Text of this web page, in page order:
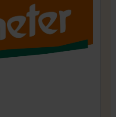
gehoben werden
dort ca. 6–7 Jahre auf
wird
von inzwischen
Gemüse-, Kräuter- und